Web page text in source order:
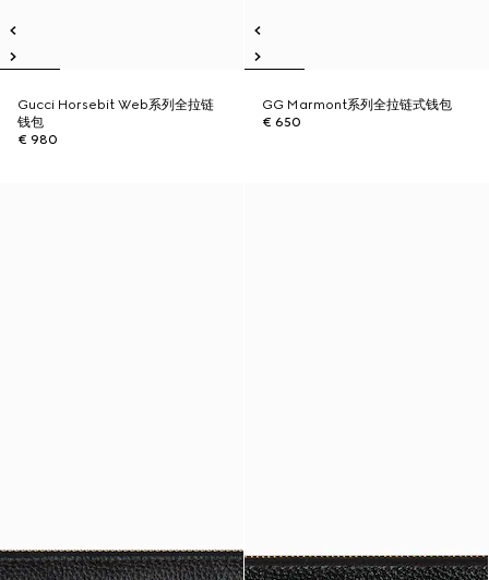
Gucci Horsebit Web系列全拉链
钱包
€ 980
GG Marmont系列全拉链式钱包
€ 650